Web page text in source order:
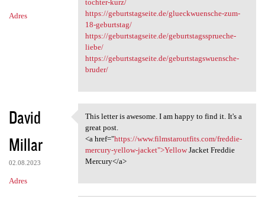
Adres
tochter-kurz/
https://geburtstagseite.de/glueckwuensche-zum-
18-geburtstag/
https://geburtstagseite.de/geburtstagssprueche-
liebe/
https://geburtstagseite.de/geburtstagswuensche-
bruder/
David
Millar
02.08.2023
Adres
This letter is awesome. I am
This letter is awesome. I am happy to find it. It's a
great post.
<a href="https://www.filmstaroutfits.com/freddie-
mercury-yellow-jacket">YellowJacket Freddie
Mercury</a>